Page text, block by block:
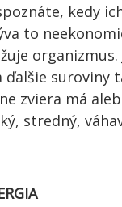
kedy
to
organizmus.
ďalšie suroviny
zviera má
stredný,